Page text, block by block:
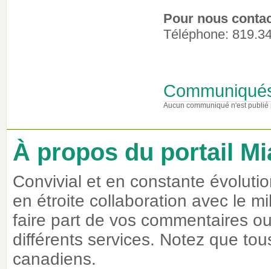
Pour nous
Téléphone:
Aucun communiqué n'est publié
À propos du portail
Convivial et en constante
en étroite collaboration avec le
faire part de vos commentaires
différents services. Notez que
canadiens.